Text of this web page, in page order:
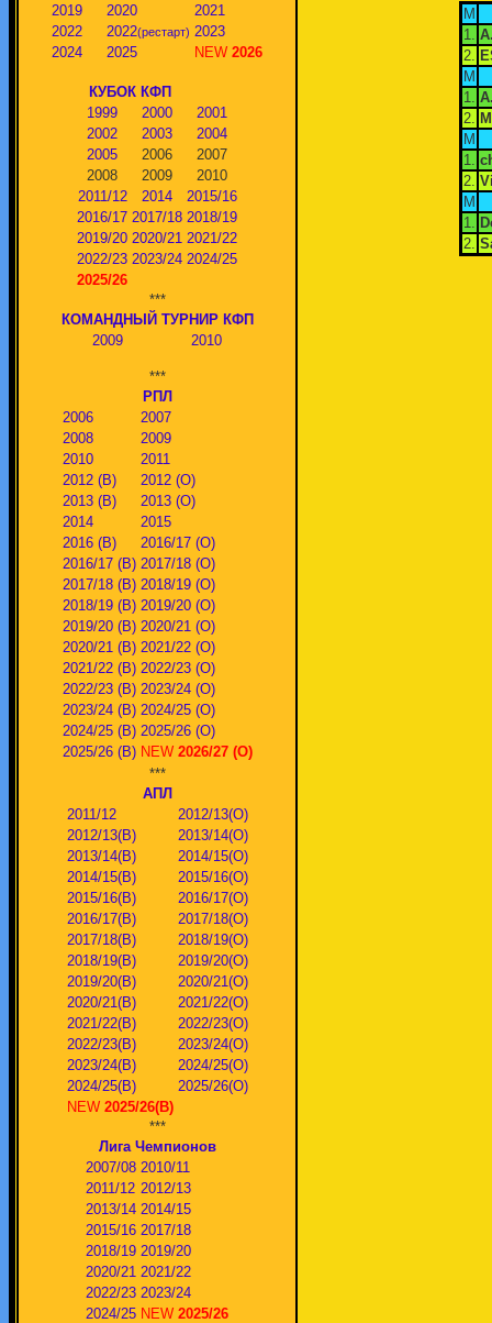
2019
2020
2021
2022
2022(рестарт) 2023
2024
2025 NEW 2026
КУБОК КФП
1999
2000
2001
2002
2003
2004
2005
2006
2007
2008
2009
2010
2011/12
2014
2015/16
2016/17 2017/18 2018/19
2019/20 2020/21 2021/22
2022/23 2023/24 2024/25
2025/26
***
КОМАНДНЫЙ ТУРНИР КФП
2009
2010
***
РПЛ
2006
2007
2008
2009
2010
2011
2012 (В)
2012 (О)
2013 (В)
2013 (О)
2014
2015
2016 (В)
2016/17 (О)
2016/17 (В) 2017/18 (О)
2017/18 (В) 2018/19 (О)
2018/19 (В) 2019/20 (О)
2019/20 (В) 2020/21 (О)
2020/21 (В) 2021/22 (О)
2021/22 (В) 2022/23 (О)
2022/23 (В) 2023/24 (О)
2023/24 (В) 2024/25 (О)
2024/25 (В) 2025/26 (О)
2025/26 (В) NEW 2026/27 (О)
***
АПЛ
2011/12
2012/13(О)
2012/13(В)
2013/14(О)
2013/14(В)
2014/15(О)
2014/15(В)
2015/16(О)
2015/16(В)
2016/17(О)
2016/17(В)
2017/18(О)
2017/18(В)
2018/19(О)
2018/19(В)
2019/20(О)
2019/20(В)
2020/21(О)
2020/21(В)
2021/22(О)
2021/22(В)
2022/23(О)
2022/23(В)
2023/24(O)
2023/24(В)
2024/25(O)
2024/25(В)
2025/26(О)
NEW 2025/26(В)
***
Лига Чемпионов
2007/08 2010/11
2011/12 2012/13
2013/14 2014/15
2015/16 2017/18
2018/19 2019/20
2020/21 2021/22
2022/23 2023/24
2024/25 NEW 2025/26
М
1.
2.
М
1.
2.
М
1.
2.
М
1.
2.